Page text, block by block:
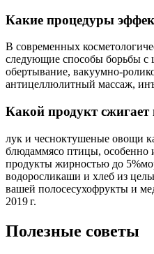
Какие процедуры
В современных
следующие способы борьбы с
обертывание, вакуумно-
антицеллюлитный массаж,
Какой продукт
лук и чесноктушеные овощи
блюдаммясо птицы, особенно
продукты жирностью до
водоросликаши и хлеб из
вашей полосесухофрукты и
2019 г.
Полезные советы